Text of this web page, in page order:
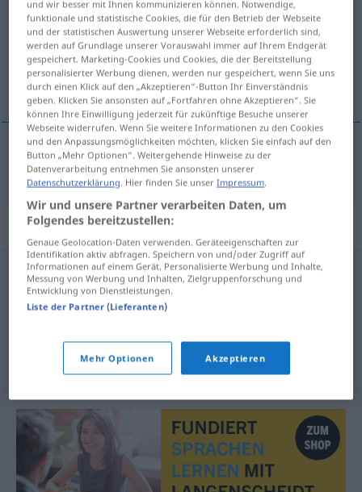
Übersicht aller Übersetzungen
(Für mehr Details die Übersetzung anklicken/antippen)
Rasen
Rasenm trawnik
Synonyme für "trawnik"
murawa,trawa
und wir besser mit Ihnen kommunizieren können. Notwendige,
funktionale und statistische Cookies, die für den Betrieb der Webseite
und der statistischen Auswertung unserer Webseite erforderlich sind,
werden auf Grundlage unserer Vorauswahl immer auf Ihrem Endgerät
gespeichert. Marketing-Cookies und Cookies, die der Bereitstellung
personalisierter Werbung dienen, werden nur gespeichert, wenn Sie uns
durch einen Klick auf den „Akzeptieren“-Button Ihr Einverständnis
geben. Klicken Sie ansonsten auf „Fortfahren ohne Akzeptieren“. Sie
können Ihre Einwilligung jederzeit für zukünftige Besuche unserer
Webseite widerrufen. Wenn Sie weitere Informationen zu den Cookies
und den Anpassungsmöglichkeiten möchten, klicken Sie einfach auf den
Button „Mehr Optionen“. Weitergehende Hinweise zu der
Datenverarbeitung entnehmen Sie ansonsten unserer
Datenschutzerklärung. Hier finden Sie unserImpressum.
Wir und unsere Partner verarbeiten Daten, um
Folgendes bereitzustellen:
Genaue Geolocation-Daten verwenden. Geräteeigenschaften zur
Identifikation aktiv abfragen. Speichern von und/oder Zugriff auf
Informationen auf einem Gerät. Personalisierte Werbung und Inhalte,
Messung von Werbung und Inhalten, Zielgruppenforschung und
Entwicklung von Dienstleistungen.
Liste der Partner (Lieferanten)
Mehr Optionen Akzeptieren